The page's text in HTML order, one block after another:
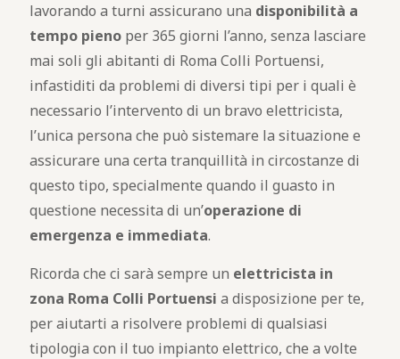
lavorando a turni assicurano una disponibilità a
tempo pieno per 365 giorni l’anno, senza lasciare
mai soli gli abitanti di Roma Colli Portuensi,
infastiditi da problemi di diversi tipi per i quali è
necessario l’intervento di un bravo elettricista,
l’unica persona che può sistemare la situazione e
assicurare una certa tranquillità in circostanze di
questo tipo, specialmente quando il guasto in
questione necessita di un’operazione di
emergenza e immediata.
Ricorda che ci sarà sempre un elettricista in
zona Roma Colli Portuensi a disposizione per te,
per aiutarti a risolvere problemi di qualsiasi
tipologia con il tuo impianto elettrico, che a volte